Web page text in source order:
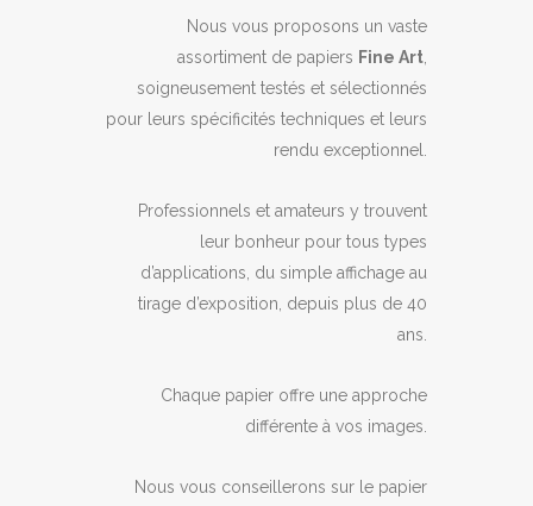
Nous vous proposons un vaste
assortiment de papiers Fine Art
soigneusement testés et sélectionnés
pour leurs spécificités techniques et leurs
rendu exceptionnel.
Professionnels et amateurs y trouvent
leur bonheur pour tous types
d’applications, du simple affichage au
tirage d’exposition, depuis plus de 40
ans.
Chaque papier offre une approche
différente à vos images.
Nous vous conseillerons sur le papier